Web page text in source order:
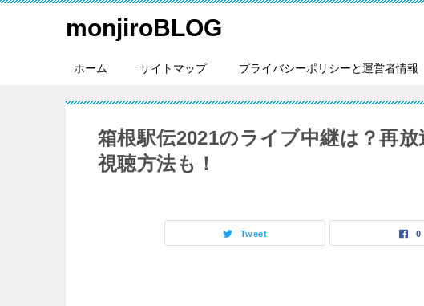
monjiroBLOG
ホーム サイトマップ プライバシーポリシーと運営者情報
箱根駅伝2021のライブ中継は？再
視聴方法も！
Tweet 0